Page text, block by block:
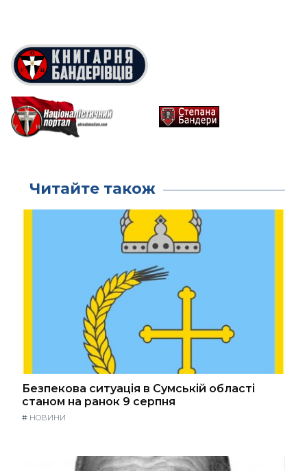
Читайте також
Безпекова ситуація в Сумській області
станом на ранок 9 серпня
# НОВИНИ